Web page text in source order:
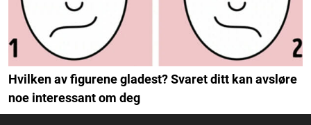
Hvilken av figurene gladest? Svaret ditt kan avsløre
noe interessant om deg